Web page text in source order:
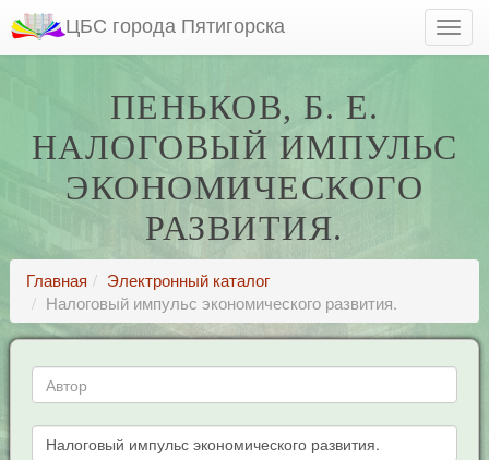
ЦБС города Пятигорска
ПЕНЬКОВ, Б. Е.
НАЛОГОВЫЙ ИМПУЛЬС
ЭКОНОМИЧЕСКОГО
РАЗВИТИЯ.
Главная
Электронный каталог
Налоговый импульс экономического развития.